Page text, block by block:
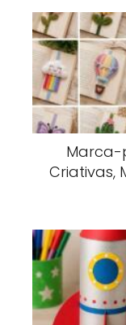
Marca-
Criativas,